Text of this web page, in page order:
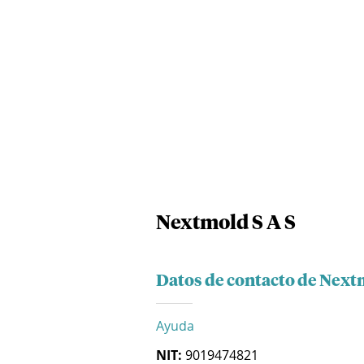
Nextmold S A S
Datos de contacto de
Ayuda
NIT: 9019474821